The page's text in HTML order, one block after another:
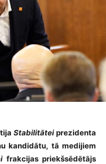
Stabilitāteiprezidenta
kandidātu, tā medijiem
frakcijas priekšsēdētājs